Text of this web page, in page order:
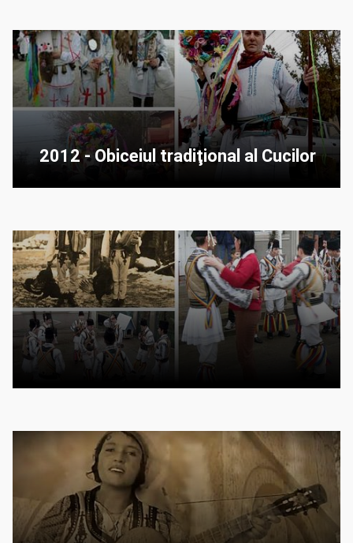
2012 - Obiceiul tradiţional al Cucilor